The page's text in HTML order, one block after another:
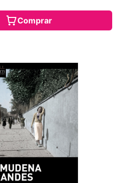
Comprar